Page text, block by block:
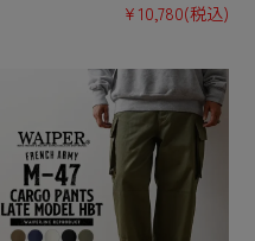
¥10,780(税込)